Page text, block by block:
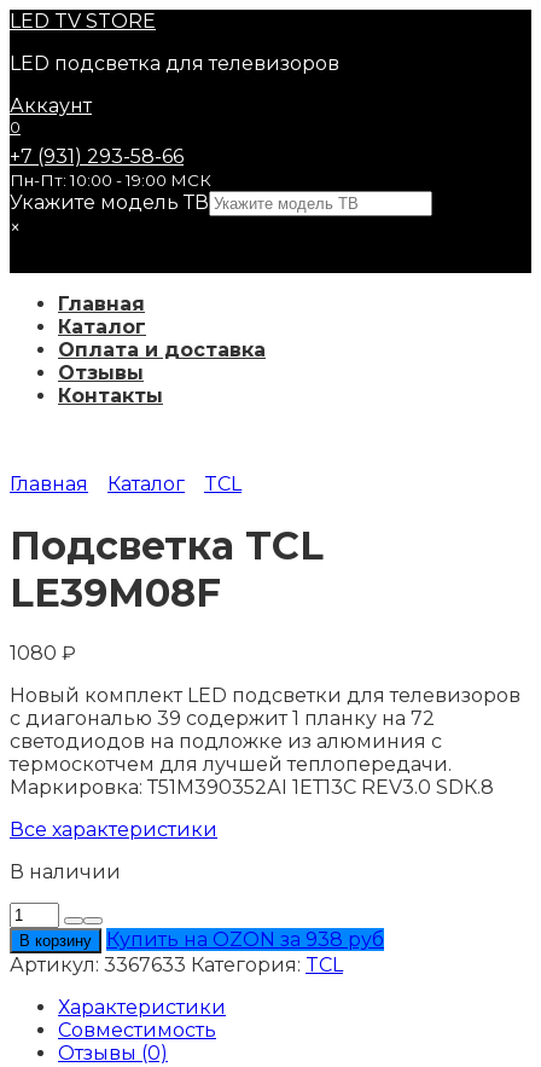
Перейти
содержанию
LED TV STORE
LED подсветка для телевизоров
Аккаунт
0
+7 (931) 293-58-66
Пн-Пт: 10:00 - 19:00 МСК
Укажите модель ТВ
×
Главная
Каталог
Оплата и доставка
Отзывы
Контакты
Главная Каталог TCL
Подсветка TCL
LE39M08F
1080 ₽
Новый комплект LED подсветки для телевизоров
с диагональю 39 содержит 1 планку на 72
светодиодов на подложке из алюминия с
термоскотчем для лучшей теплопередачи.
Маркировка: Т51М390352АI 1ЕТ13С RЕV3.0 SDК.8
Все характеристики
В наличии
Количество
товара
Подсветка
TCL
LE39M08F
В корзину
Купить на OZON за 938 руб
Артикул: 3367633 Категория: TCL
Характеристики
Совместимость
Отзывы (0)